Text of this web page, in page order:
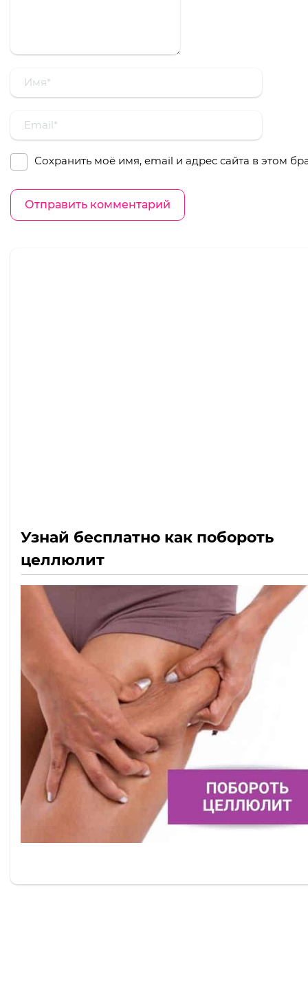
Сохранить моё имя, email и адрес сайта в этом
Узнай бесплатно как побороть
целлюлит